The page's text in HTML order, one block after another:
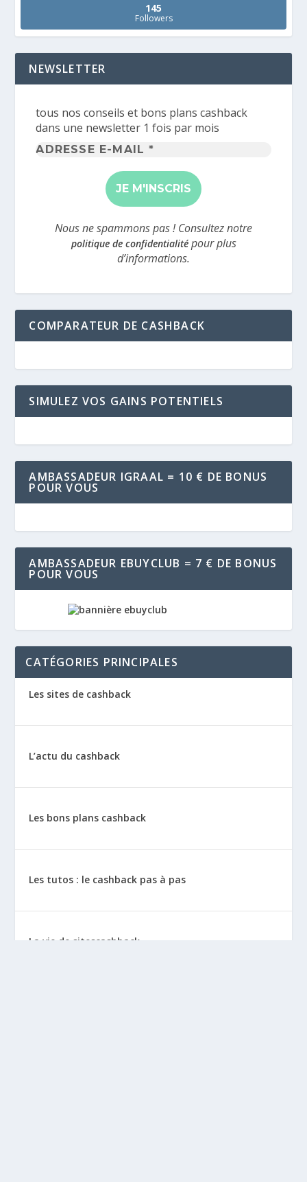
145
Followers
NEWSLETTER
tous nos conseils et bons plans cashback
dans une newsletter 1 fois par mois
Adresse
mail
*
Nous ne spammons pas ! Consultez notre
politique de confidentialitépour plus
d’informations.
COMPARATEUR DE CASHBACK
SIMULEZ VOS GAINS POTENTIELS
AMBASSADEUR IGRAAL = 10 € DE BONUS
POUR VOUS
AMBASSADEUR EBUYCLUB = 7 € DE BONUS
POUR VOUS
CATÉGORIES PRINCIPALES
Les sites de cashback
L’actu du cashback
Les bons plans cashback
Les tutos : le cashback pas à pas
La vie de sitescashback